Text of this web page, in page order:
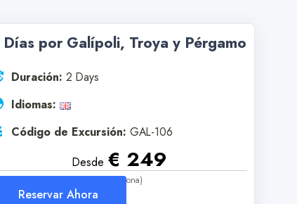
por Galípoli, Troya y Pérgamo
Duración: 2 Days
Idiomas:
Código de Excursión: GAL-106
Desde € 249
(Por Persona)
Reservar Ahora